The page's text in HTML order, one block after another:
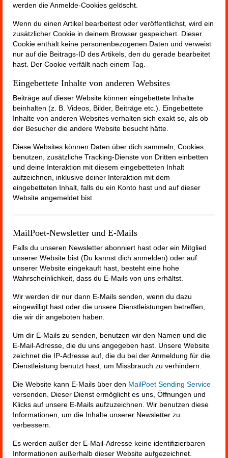
werden die Anmelde-Cookies gelöscht.
Wenn du einen Artikel bearbeitest oder veröffentlichst, wird ein
zusätzlicher Cookie in deinem Browser gespeichert. Dieser
Cookie enthält keine personenbezogenen Daten und verweist
nur auf die Beitrags-ID des Artikels, den du gerade bearbeitet
hast. Der Cookie verfällt nach einem Tag.
Eingebettete Inhalte von anderen Websites
Beiträge auf dieser Website können eingebettete Inhalte
beinhalten (z. B. Videos, Bilder, Beiträge etc.). Eingebettete
Inhalte von anderen Websites verhalten sich exakt so, als ob
der Besucher die andere Website besucht hätte.
Diese Websites können Daten über dich sammeln, Cookies
benutzen, zusätzliche Tracking-Dienste von Dritten einbetten
und deine Interaktion mit diesem eingebetteten Inhalt
aufzeichnen, inklusive deiner Interaktion mit dem
eingebetteten Inhalt, falls du ein Konto hast und auf dieser
Website angemeldet bist.
MailPoet-Newsletter und E-Mails
Falls du unseren Newsletter abonniert hast oder ein Mitglied
unserer Website bist (Du kannst dich anmelden) oder auf
unserer Website eingekauft hast, besteht eine hohe
Wahrscheinlichkeit, dass du E-Mails von uns erhältst.
Wir werden dir nur dann E-Mails senden, wenn du dazu
eingewilligt hast oder die unsere Dienstleistungen betreffen,
die wir dir angeboten haben.
Um dir E-Mails zu senden, benutzen wir den Namen und die
E-Mail-Adresse, die du uns angegeben hast. Unsere Website
zeichnet die IP-Adresse auf, die du bei der Anmeldung für die
Dienstleistung benutzt hast, um Missbrauch zu verhindern.
Die Website kann E-Mails über den MailPoet Sending Service
versenden. Dieser Dienst ermöglicht es uns, Öffnungen und
Klicks auf unsere E-Mails aufzuzeichnen. Wir benutzen diese
Informationen, um die Inhalte unserer Newsletter zu
verbessern.
Es werden außer der E-Mail-Adresse keine identifizierbaren
Informationen außerhalb dieser Website aufgezeichnet.